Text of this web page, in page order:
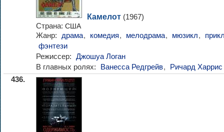
Камелот (1967)
Страна: США
Жанр: драма, комедия, мелодрама, мюзикл,
фэнтези
Режиссер: Джошуа Логан
В главных ролях:
Ванесса Редгрейв, Ричард Харрис
436.